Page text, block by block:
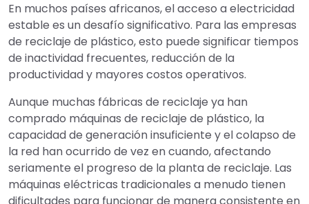
En muchos países africanos, el acceso a electricidad
estable es un desafío significativo. Para las empresas
de reciclaje de plástico, esto puede significar tiempos
de inactividad frecuentes, reducción de la
productividad y mayores costos operativos.
Aunque muchas fábricas de reciclaje ya han
comprado máquinas de reciclaje de plástico, la
capacidad de generación insuficiente y el colapso de
la red han ocurrido de vez en cuando, afectando
seriamente el progreso de la planta de reciclaje. Las
máquinas eléctricas tradicionales a menudo tienen